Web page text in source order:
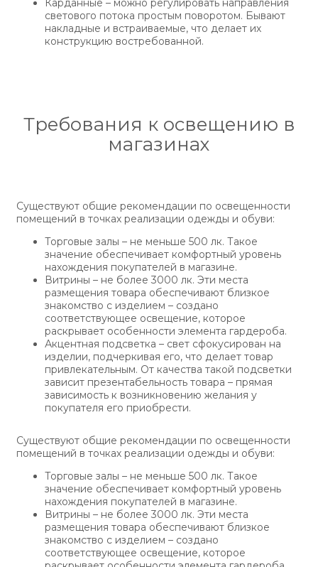
светового потока простым поворотом. Бывают
накладные и встраиваемые, что делает их
конструкцию востребованной.
Требования к освещению в
магазинах
Существуют общие рекомендации по освещенности
помещений в точках реализации одежды и обуви:
Торговые залы – не меньше 500 лк. Такое
значение обеспечивает комфортный уровень
нахождения покупателей в магазине.
Витрины – не более 3000 лк. Эти места
размещения товара обеспечивают близкое
знакомство с изделием – создано
соответствующее освещение, которое
раскрывает особенности элемента гардероба.
Акцентная подсветка – свет сфокусирован на
изделии, подчеркивая его, что делает товар
привлекательным. От качества такой подсветки
зависит презентабельность товара – прямая
зависимость к возникновению желания у
покупателя его приобрести.
Существуют общие рекомендации по освещенности
помещений в точках реализации одежды и обуви:
Торговые залы – не меньше 500 лк. Такое
значение обеспечивает комфортный уровень
нахождения покупателей в магазине.
Витрины – не более 3000 лк. Эти места
размещения товара обеспечивают близкое
знакомство с изделием – создано
соответствующее освещение, которое